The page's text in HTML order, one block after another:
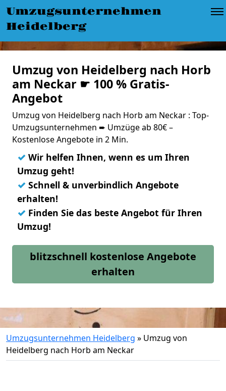
Umzugsunternehmen
Heidelberg
Umzug von Heidelberg nach Horb
am Neckar ☛ 100 % Gratis-
Angebot
Umzug von Heidelberg nach Horb am Neckar : Top-
Umzugsunternehmen ➨ Umzüge ab 80€ –
Kostenlose Angebote in 2 Min.
✓ Wir helfen Ihnen, wenn es um Ihren
Umzug geht!
✓ Schnell & unverbindlich Angebote
erhalten!
✓ Finden Sie das beste Angebot für Ihren
Umzug!
blitzschnell kostenlose Angebote
erhalten
Umzugsunternehmen Heidelberg » Umzug von
Heidelberg nach Horb am Neckar